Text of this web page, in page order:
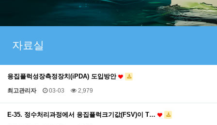
자료실
응집플럭성장측정장치(iPDA) 도입방안
최고관리자 03-03 2,979
E-35. 정수처리과정에서 응집플럭크기값(FSV)이 T…